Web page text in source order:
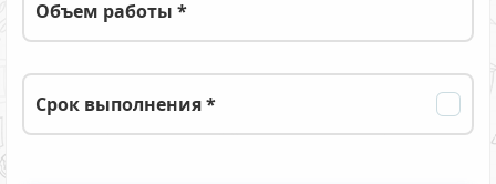
Объем работы *
Срок выполнения *